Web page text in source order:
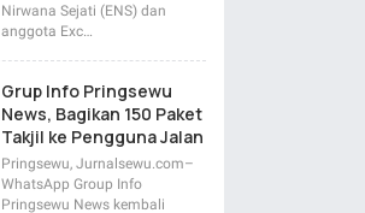
Nirwana Sejati (ENS) dan
anggota Exc…
Grup Info Pringsewu
News, Bagikan 150 Paket
Takjil ke Pengguna Jalan
Pringsewu, Jurnalsewu.com–
WhatsApp Group Info
Pringsewu News kembali